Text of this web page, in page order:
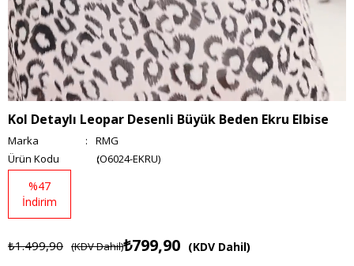
Kol Detaylı Leopar Desenli Büyük Beden Ekru Elbise
Marka :
RMG
(O6024-EKRU)
%47
İndirim
₺1.499,90 (KDV Dahil)₺799,90 (KDV Dahil)